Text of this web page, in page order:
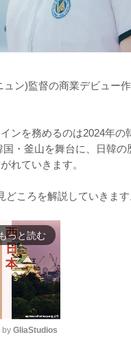
ン)監督の商業デビュー作
インを務めるのは2024年
・釜山を舞台に、日韓の
れていきます。
ころを解説していきます
っと読む
by GliaStudios